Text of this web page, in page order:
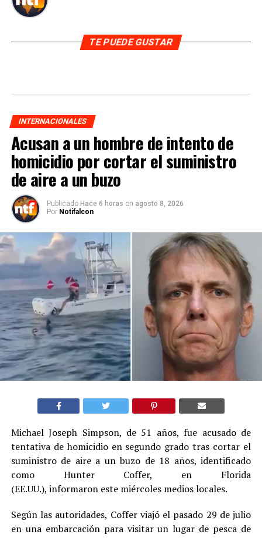
TE PUEDE GUSTAR
INTERNACIONALES
Acusan a un hombre de intento de
homicidio por cortar el suministro
de aire a un buzo
Publicado Hace 6 horas on agosto 8, 2026
Por Notifalcon
Michael Joseph Simpson, de 51 años, fue acusado de
tentativa de homicidio en segundo grado tras cortar el
suministro de aire a un buzo de 18 años, identificado
como Hunter Coffer, en Florida
(EE.UU.), informaron este miércoles medios locales.
Según las autoridades, Coffer viajó el pasado 29 de julio
en una embarcación para visitar un lugar de pesca de